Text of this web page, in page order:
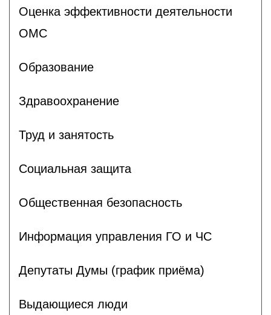
Оценка эффективности деятельности
ОМС
Образование
Здравоохранение
Труд и занятость
Социальная защита
Общественная безопасность
Информация управления ГО и ЧС
Депутаты Думы (график приёма)
Выдающиеся люди